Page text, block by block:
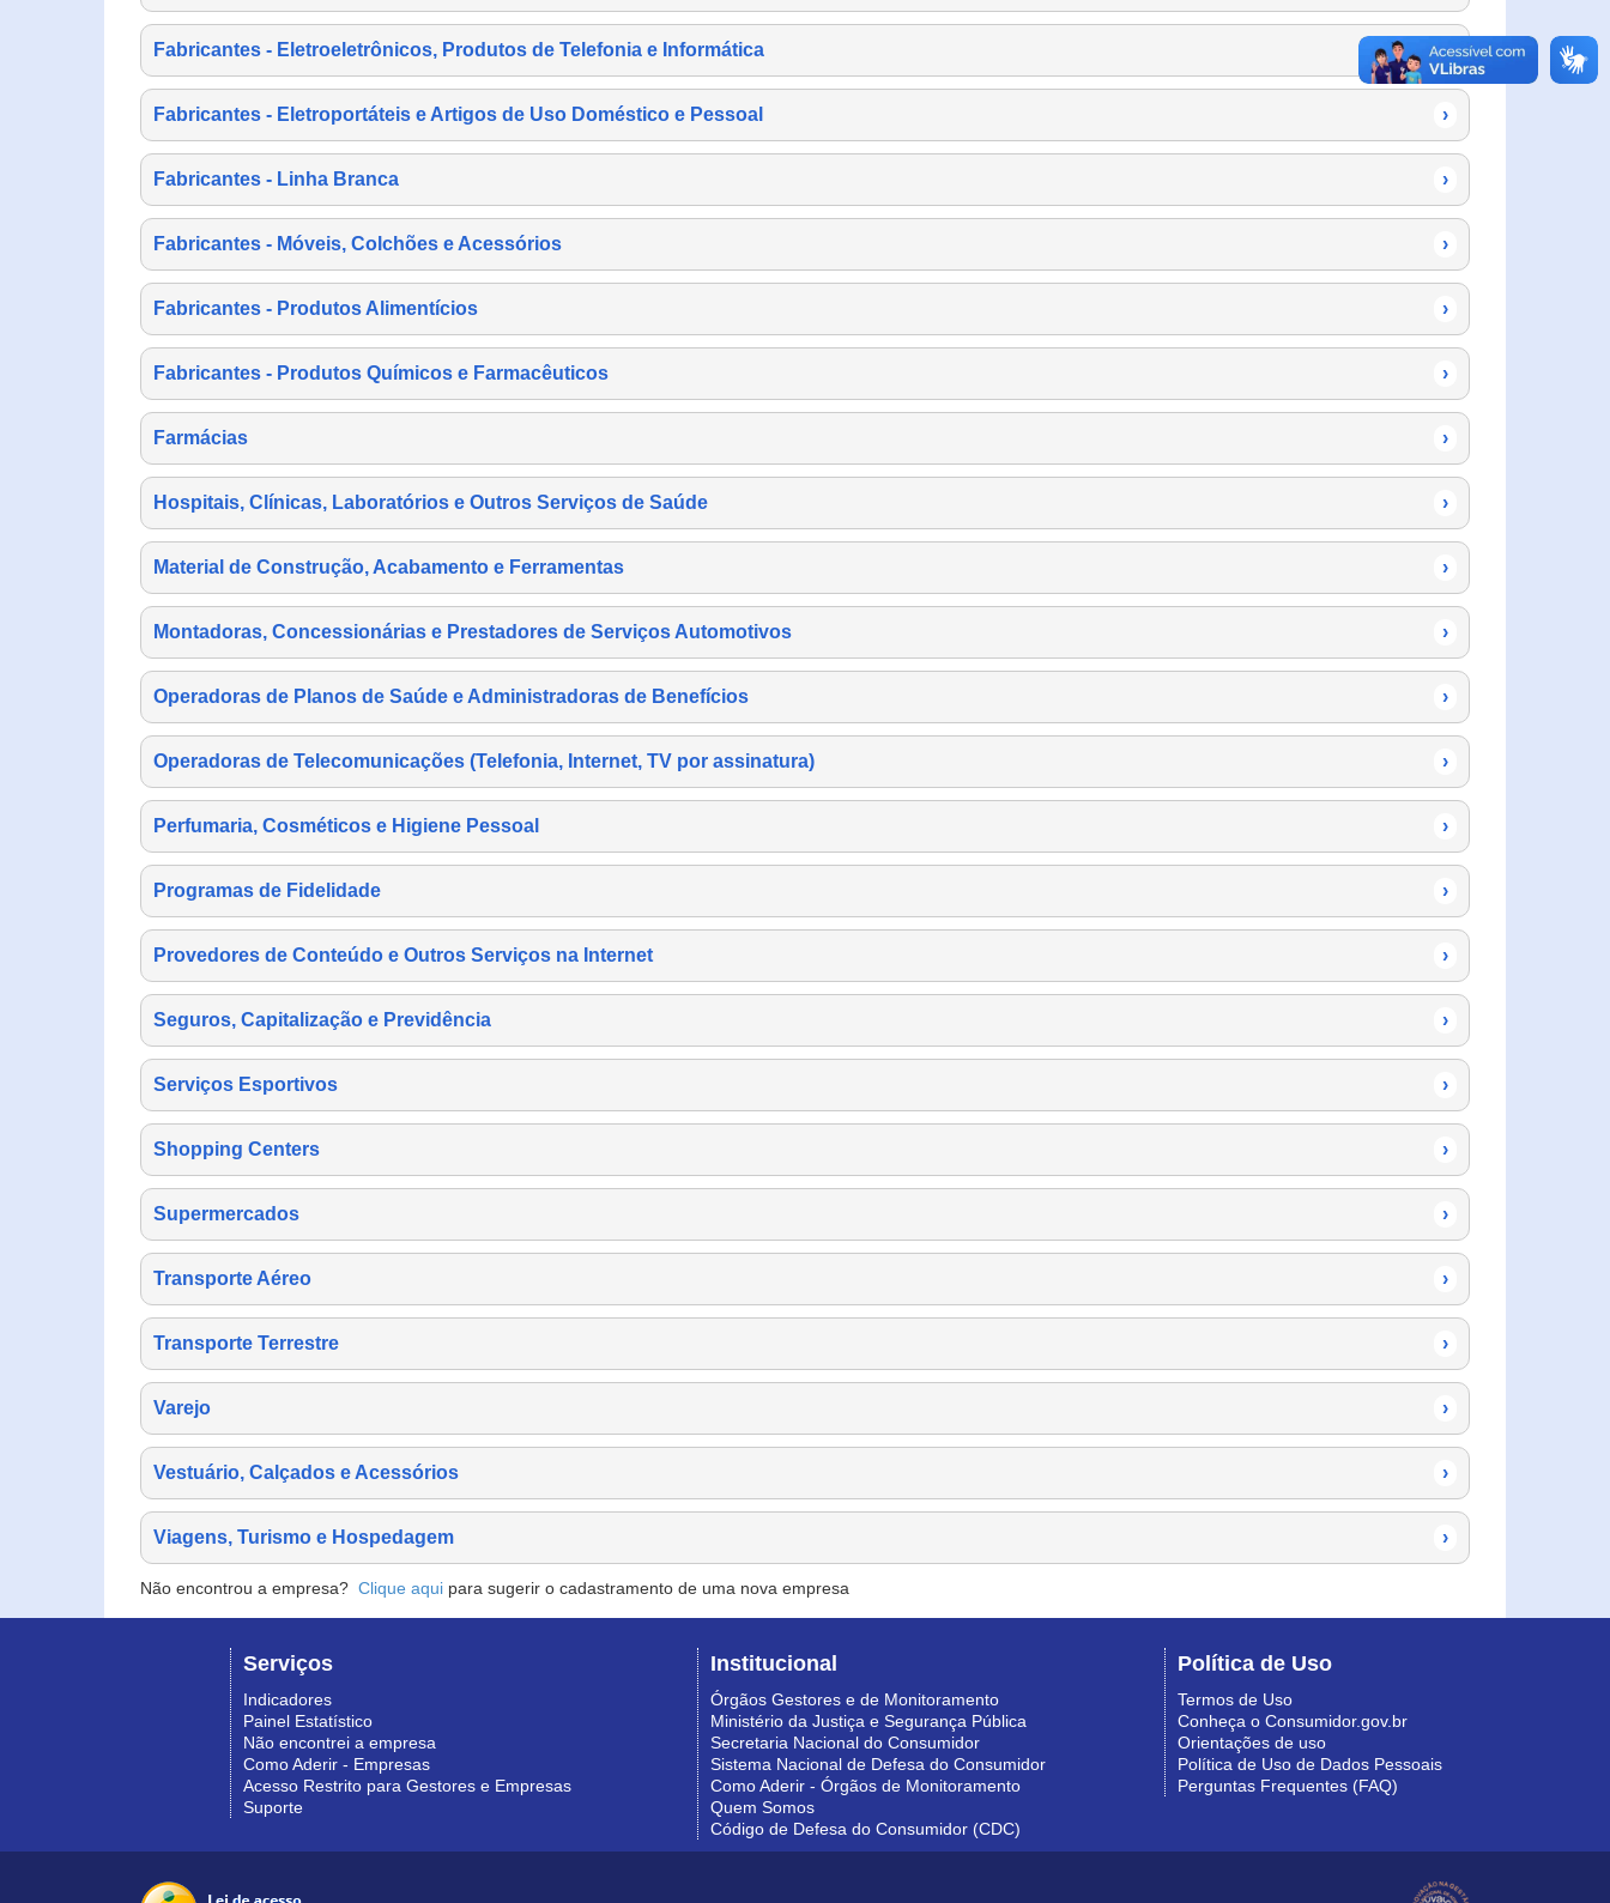
Fabricantes - Eletroeletrônicos, Produtos de Telefonia e Informática ›
Fabricantes - Eletroportáteis e Artigos de Uso Doméstico e Pessoal ›
Fabricantes - Linha Branca ›
Fabricantes - Móveis, Colchões e Acessórios ›
Fabricantes - Produtos Alimentícios ›
Fabricantes - Produtos Químicos e Farmacêuticos ›
Farmácias ›
Hospitais, Clínicas, Laboratórios e Outros Serviços de Saúde ›
Material de Construção, Acabamento e Ferramentas ›
Montadoras, Concessionárias e Prestadores de Serviços Automotivos ›
Operadoras de Planos de Saúde e Administradoras de Benefícios ›
Operadoras de Telecomunicações (Telefonia, Internet, TV por assinatura) ›
Perfumaria, Cosméticos e Higiene Pessoal ›
Programas de Fidelidade ›
Provedores de Conteúdo e Outros Serviços na Internet ›
Seguros, Capitalização e Previdência ›
Serviços Esportivos ›
Shopping Centers ›
Supermercados ›
Transporte Aéreo ›
Transporte Terrestre ›
Varejo ›
Vestuário, Calçados e Acessórios ›
Viagens, Turismo e Hospedagem ›
Não encontrou a empresa? Clique aqui para sugerir o cadastramento de uma nova empresa
Serviços
Indicadores
Painel Estatístico
Não encontrei a empresa
Como Aderir - Empresas
Acesso Restrito para Gestores e Empresas
Suporte
Institucional
Órgãos Gestores e de Monitoramento
Ministério da Justiça e Segurança Pública
Secretaria Nacional do Consumidor
Sistema Nacional de Defesa do Consumidor
Como Aderir - Órgãos de Monitoramento
Quem Somos
Código de Defesa do Consumidor (CDC)
Política de Uso
Termos de Uso
Conheça o Consumidor.gov.br
Orientações de uso
Política de Uso de Dados Pessoais
Perguntas Frequentes (FAQ)